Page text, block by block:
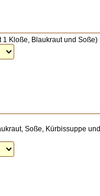
1 Kloße, Blaukraut und Soße)
Soße, Kürbissuppe und